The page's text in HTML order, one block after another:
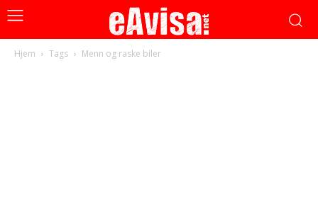
Hjem Tags Menn og raske biler